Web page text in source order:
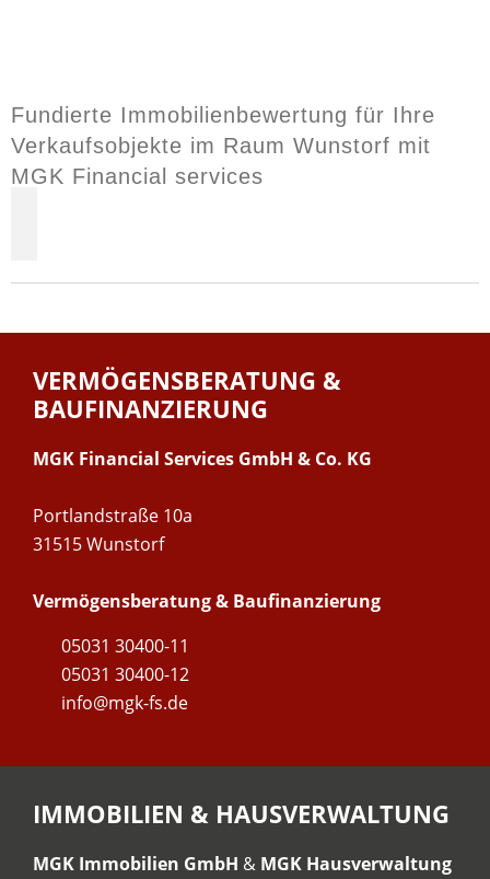
Fundierte Immobilienbewertung für Ihre
Verkaufsobjekte im Raum Wunstorf mit
MGK Financial services
VERMÖGENSBERATUNG &
BAUFINANZIERUNG
MGK Financial Services GmbH & Co. KG
Portlandstraße 10a
31515 Wunstorf
Vermögensberatung & Baufinanzierung
05031 30400-11
05031 30400-12
info@mgk-fs.de
IMMOBILIEN & HAUSVERWALTUNG
MGK Immobilien GmbH & MGK Hausverwaltung